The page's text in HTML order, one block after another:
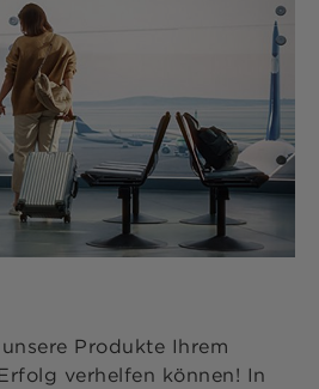
Produkte Ihrem
verhelfen können! In